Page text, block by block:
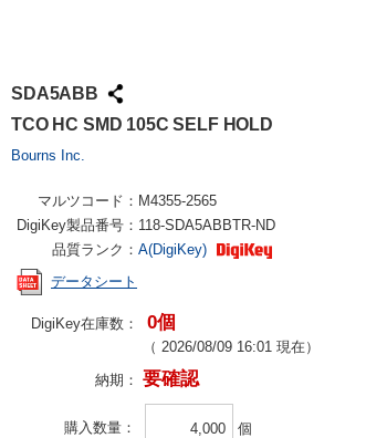
SDA5ABB
TCO HC SMD 105C SELF HOLD
Bourns Inc.
マルツコード： M4355-2565
DigiKey製品番号： 118-SDA5ABBTR-ND
品質ランク： A(DigiKey)
データシート
DigiKey在庫数： 0個
（ 2026/08/09 16:01 現在）
納期： 要確認
購入数量 個